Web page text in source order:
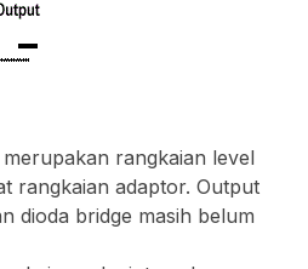
rangkaian level
rangkaian adaptor. Output
dioda bridge masih belum